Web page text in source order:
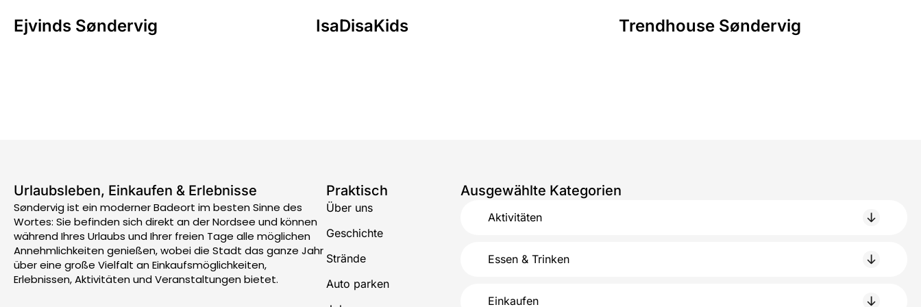
Ejvinds Søndervig IsaDisaKids Trendhouse Søndervig
Urlaubsleben, Einkaufen & Erlebnisse
Søndervig ist ein moderner Badeort im besten Sinne des
Wortes: Sie befinden sich direkt an der Nordsee und können
während Ihres Urlaubs und Ihrer freien Tage alle möglichen
Annehmlichkeiten genießen, wobei die Stadt das ganze Jahr
über eine große Vielfalt an Einkaufsmöglichkeiten,
Erlebnissen, Aktivitäten und Veranstaltungen bietet.
Praktisch
Über uns
Geschichte
Strände
Auto parken
Ausgewählte Kategorien
Aktivitäten
Essen & Trinken
Einkaufen